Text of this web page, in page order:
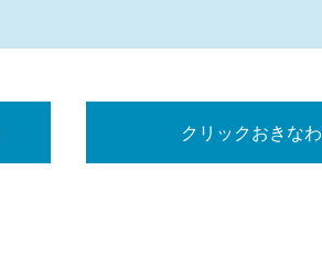
クリックおきなわ